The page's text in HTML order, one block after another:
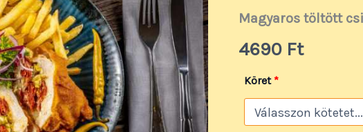
Magyaros töltött
4690 Ft
Köret*